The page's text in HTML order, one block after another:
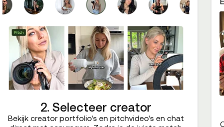
2. Selecteer creator
Bekijk creator portfolio's en pitchvideo's en chat